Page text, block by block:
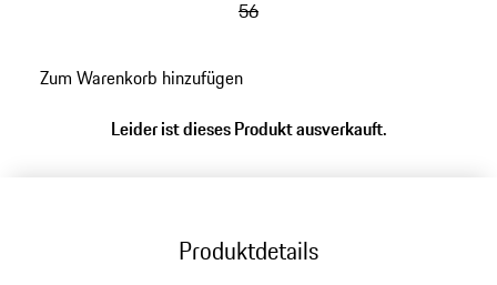
56
Zum Warenkorb hinzufügen
Leider ist dieses Produkt ausverkauft.
Produktdetails